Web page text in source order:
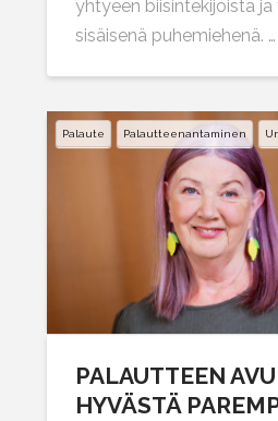
yhtyeen biisintekijöistä ja
sisäisenä puhemiehenä. …
PALAUTTEEN
HYVÄSTÄ
Palaute Palautteenantaminen